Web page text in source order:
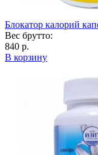
Блокатор калорий
Вес брутто:
840 р.
В корзину